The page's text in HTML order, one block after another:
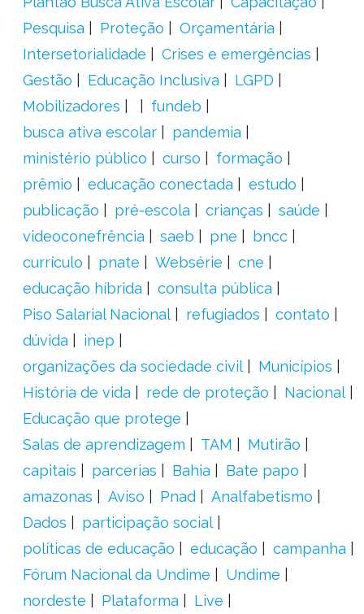
Pesquisa
Proteção
Orçamentária
Intersetorialidade
Crises e emergências
Gestão
Educação Inclusiva
LGPD
Mobilizadores
fundeb
busca ativa escolar
pandemia
ministério público
curso
formação
prêmio
educação conectada
estudo
publicação
pré-escola crianças
saúde
videoconefrência
saeb pne
bncc
currículo
pnate Websérie
cne
educação híbrida
consulta pública
Piso Salarial Nacional
refugiados
contato
dúvida
inep
organizações da sociedade civil
Municípios
História de vida
rede de proteção
Nacional
Educação que protege
Salas de aprendizagem
TAM
Mutirão
capitais
parcerias Bahia
Bate papo
amazonas
Aviso Pnad
Analfabetismo
Dados
participação social
políticas de educação
educação
campanha
Fórum Nacional da Undime
Undime
nordeste
Plataforma
Live